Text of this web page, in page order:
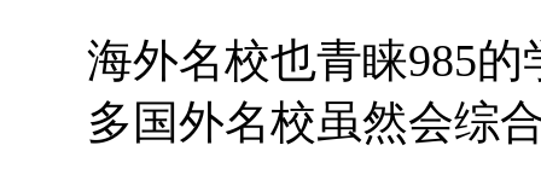
海外名校也青睐985
多国外名校虽然会综